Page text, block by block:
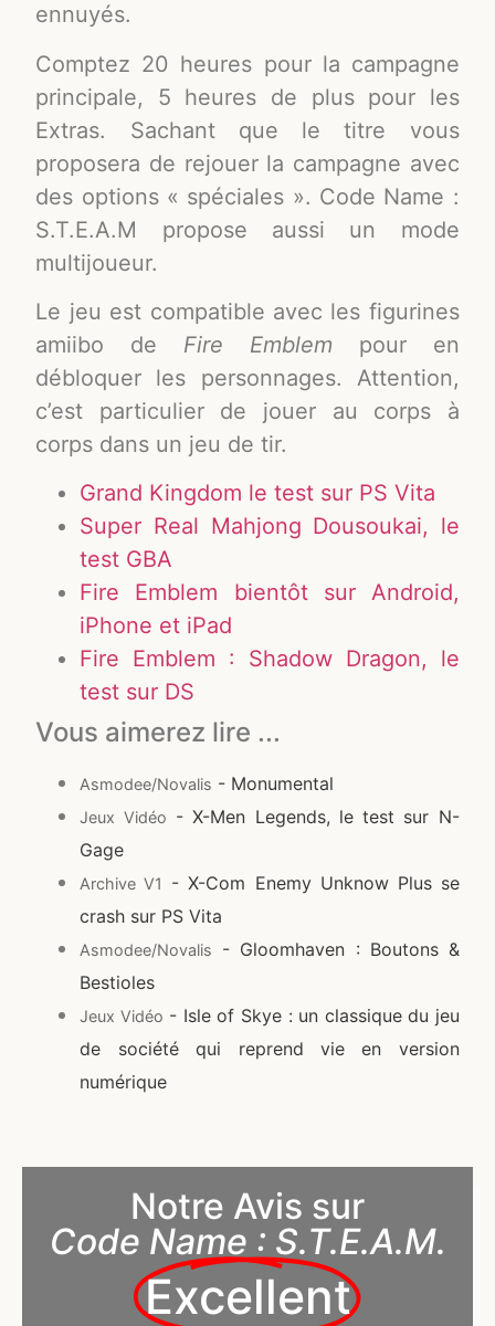
ennuyés.
Comptez 20 heures pour la campagne
principale, 5 heures de plus pour les
Extras. Sachant que le titre vous
proposera de rejouer la campagne avec
des options « spéciales ». Code Name :
S.T.E.A.M propose aussi un mode
multijoueur.
Le jeu est compatible avec les figurines
amiibo de Fire Emblem pour en
débloquer les personnages. Attention,
c’est particulier de jouer au corps à
corps dans un jeu de tir.
Grand Kingdom le test sur PS Vita
Super Real Mahjong Dousoukai, le
test GBA
Fire Emblem bientôt sur Android,
iPhone et iPad
Fire Emblem : Shadow Dragon, le
test sur DS
Vous aimerez lire ...
Asmodee/Novalis - Monumental
Jeux Vidéo - X-Men Legends, le test sur N-
Gage
Archive V1
- X-Com Enemy Unknow Plus se
crash sur PS Vita
Asmodee/Novalis
- Gloomhaven : Boutons &
Bestioles
Jeux Vidéo - Isle of Skye : un classique du jeu
de société qui reprend vie en version
numérique
Notre Avis sur
Code Name : S.T.E.A.M.
Excellent